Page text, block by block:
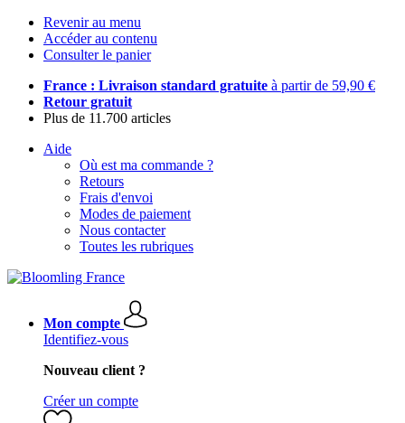
Revenir au menu
Accéder au contenu
Consulter le panier
France : Livraison standard gratuite à partir de 59,90 €
Retour gratuit
Plus de 11.700 articles
Aide
Où est ma commande ?
Retours
Frais d'envoi
Modes de paiement
Nous contacter
Toutes les rubriques
Mon compte
Identifiez-vous
Nouveau client ?
Créer un compte